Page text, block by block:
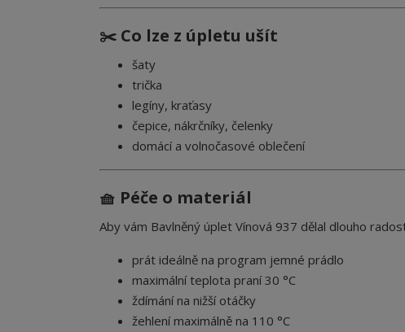
✂️ Co lze z úpletu ušít
šaty
trička
legíny, kraťasy
čepice, nákrčníky, čelenky
domácí a volnočasové oblečení
🧺 Péče o materiál
Aby vám Bavlněný úplet Vínová 937 dělal dlouho
prát ideálně na program jemné prádlo
maximální teplota praní 30 °C
ždímání na nižší otáčky
žehlení maximálně na 110 °C